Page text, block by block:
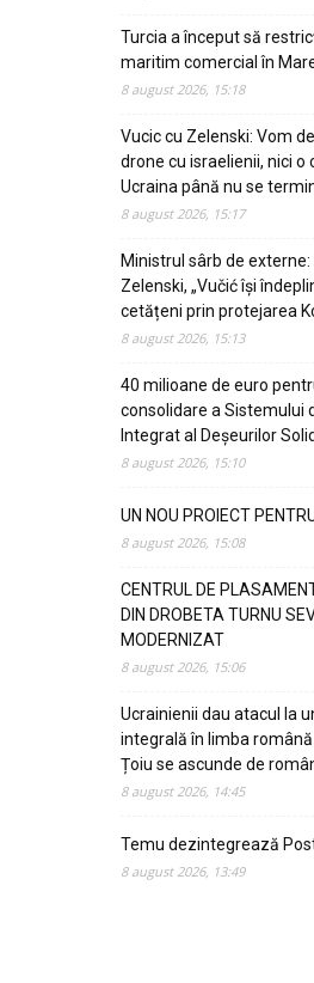
Turcia a început să
maritim comercial în
8 august 2026, 15:18
Vucic cu Zelenski: Vom
drone cu israelienii, nici
Ucraina până nu se
8 august 2026, 15:17
Ministrul sârb de
Zelenski, „Vučić își
cetățeni prin protejarea
8 august 2026, 15:13
40 milioane de euro
consolidare a Sistemului
Integrat al Deșeurilor
8 august 2026, 15:10
UN NOU PROIECT
8 august 2026, 15:08
CENTRUL DE
DIN DROBETA TURNU
MODERNIZAT
8 august 2026, 15:06
Ucrainienii dau atacul la
integrală în limba română
Țoiu se ascunde de
8 august 2026, 14:45
Temu dezintegrează
8 august 2026, 13:49